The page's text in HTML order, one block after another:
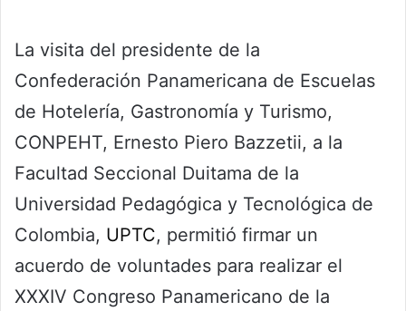
La visita del presidente de la
Confederación Panamericana de Escuelas
de Hotelería, Gastronomía y Turismo,
CONPEHT, Ernesto Piero Bazzetii, a la
Facultad Seccional Duitama de la
Universidad Pedagógica y Tecnológica de
Colombia, UPTC, permitió firmar un
acuerdo de voluntades para realizar el
XXXIV Congreso Panamericano de la